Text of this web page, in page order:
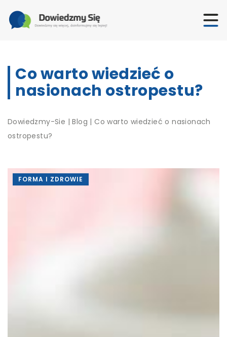
Co warto wiedzieć o
nasionach ostropestu?
Dowiedzmy-Sie |Blog |Co warto wiedzieć o nasionach
ostropestu?
FORMA I ZDROWIE